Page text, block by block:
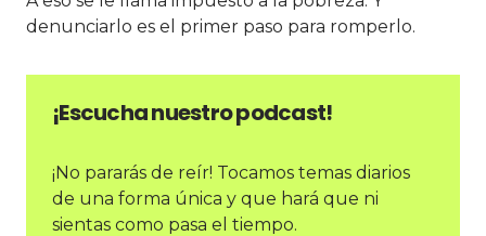
denunciarlo es el primer paso para romperlo.
¡Escucha nuestro podcast!
¡No pararás de reír! Tocamos temas diarios
de una forma única y que hará que ni
sientas como pasa el tiempo.